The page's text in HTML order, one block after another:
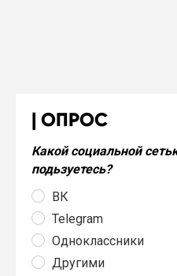
ОПРОС
Какой социальной
подьзуетесь?
ВК
Telegram
Одноклассники
Другими